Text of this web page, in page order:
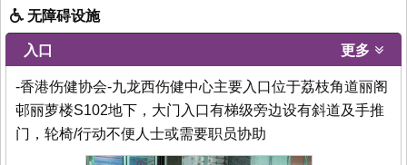
无障碍设施
入口 更多
-香港伤健协会-九龙西伤健中心主要入口位于荔枝角道丽阁
邨丽萝楼S102地下，大门入口有梯级旁边设有斜道及手推
门，轮椅/行动不便人士或需要职员协助